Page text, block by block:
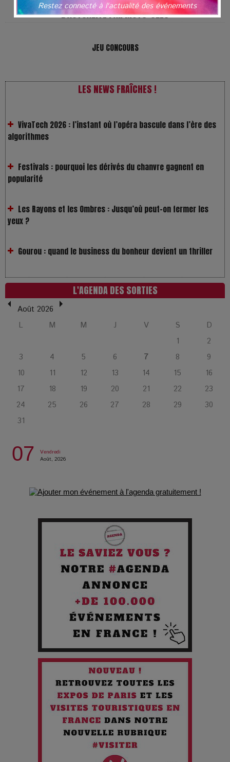
L'ACTUALITÉ PAR MOTS-CLÉS
JEU CONCOURS
LES NEWS FRAÎCHES !
VivaTech 2026 : l’instant où l’opéra bascule dans l’ère des
Festivals : pourquoi les dérivés du chanvre gagnent en
Les Rayons et les Ombres : Jusqu’où peut-on fermer les
Gourou : quand le business du bonheur devient un thriller
LOL 2.0 : aimer, grandir et se comprendre à l’ère des
L’Affaire Bojarski : entre faux billets et vraie tragédie
humaine
L’or blanc à la croisée des chemins : Rumilly interroge
psychologique qui a conquis le monde !
La Condition : Sous le vernis de la bourgeoisie, la violence
Les Enfants vont bien : Quand la disparition devient un acte
Pourquoi les Petites Entreprises Créatives Deviennent les
Cibles des Hackers
Les 3 meilleures destinations pour des vacances sportives
Quand l'Opéra Rencontre l'IA : Lola Volonakis, l'Artiste du
Paradoxe qui Chante le Futur
Chien 51 - Quand l’IA prend le pouvoir : une plongée dans un
futur troublant
Maïra Kerey, la “voix d’or du Kazakhstan”, célèbre ses 30
ans de carrière à la Salle Gaveau
L'AGENDA DES SORTIES
Août 2026
L
M M J V S
D
1
2
3
4 5 6 7 8
9
10
11 12 13 14 15
16
17
18 19 20 21 22
23
24
25 26 27 28 29
30
31
07
Vendredi
Août, 2026
Restez connecté à l'actualité des événements